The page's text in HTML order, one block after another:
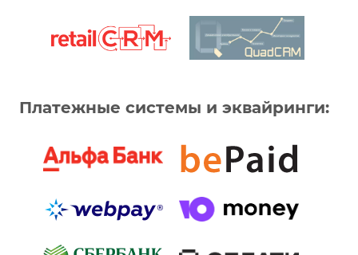
Платежные системы и эквайринги: